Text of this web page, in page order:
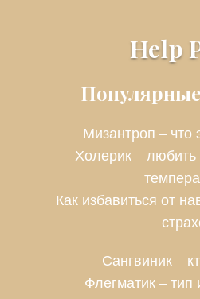
Help
Мизантроп – что
Холерик –
Как избавиться от
Сангвиник –
Флегматик –